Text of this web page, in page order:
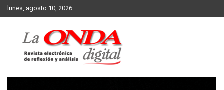
Skip
to
lunes, agosto 10, 2026